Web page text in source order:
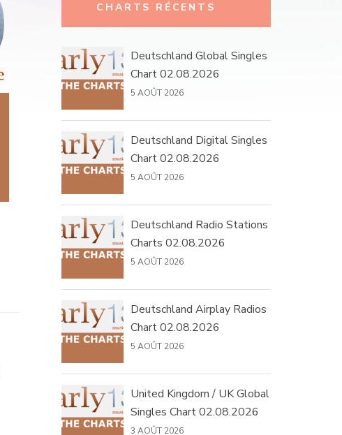
CHARTS RÉCENTS
Deutschland Global Singles
Chart 02.08.2026
5 AOÛT 2026
Deutschland Digital Singles
Chart 02.08.2026
5 AOÛT 2026
Deutschland Radio Stations
Charts 02.08.2026
5 AOÛT 2026
Deutschland Airplay Radios
Chart 02.08.2026
5 AOÛT 2026
United Kingdom / UK Global
Singles Chart 02.08.2026
3 AOÛT 2026